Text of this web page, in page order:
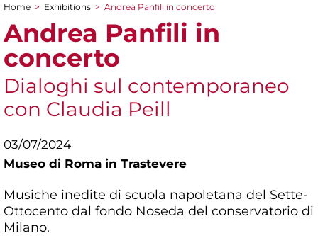
You are here
Home > Exhibitions > Andrea Panfili in concerto
Andrea Panfili in
concerto
Dialoghi sul contemporaneo
con Claudia Peill
03/07/2024
Museo di Roma in Trastevere
Musiche inedite di scuola napoletana del Sette-
Ottocento dal fondo Noseda del conservatorio di
Milano.